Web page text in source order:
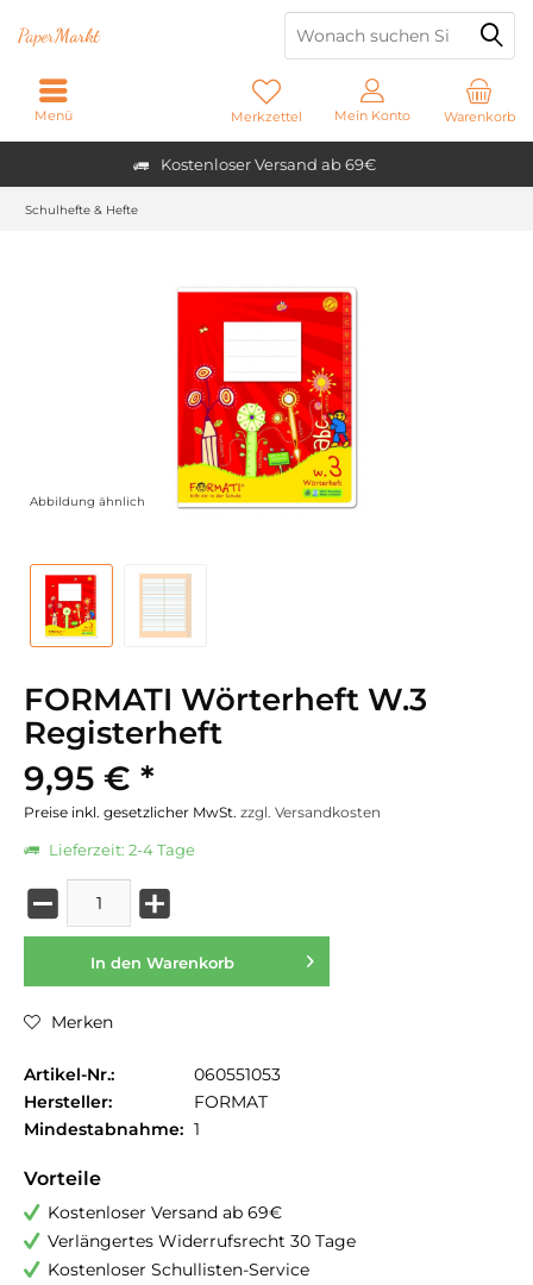
Kostenloser Versand ab 69€
PaperMarkt
Warenkorb
Merkzettel Mein Konto
Menü
Schulhefte & Hefte
Abbildung ähnlich
FORMATI Wörterheft W.3
Registerheft
9,95 € *
Preise inkl. gesetzlicher MwSt. zzgl. Versandkosten
Lieferzeit: 2-4 Tage
In den Warenkorb
Merken
Artikel-Nr.:
060551053
Hersteller:
FORMAT
Mindestabnahme: 1
Vorteile
Kostenloser Versand ab 69€
Verlängertes Widerrufsrecht 30 Tage
Kostenloser Schullisten-Service